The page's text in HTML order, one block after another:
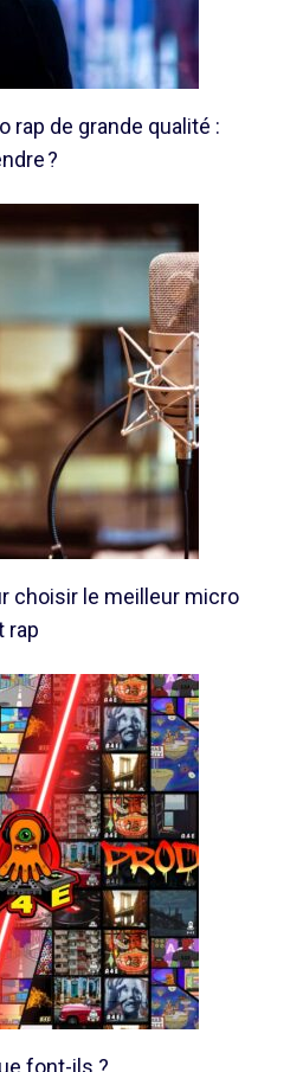
rap de grande qualité :
?
choisir le meilleur micro
rap
font-ils ?